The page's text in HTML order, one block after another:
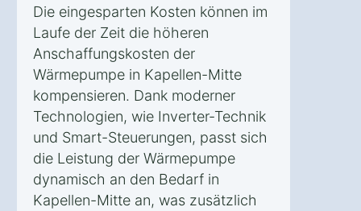
Die eingesparten Kosten können im
Laufe der Zeit die höheren
Anschaffungskosten der
Wärmepumpe in Kapellen-Mitte
kompensieren. Dank moderner
Technologien, wie Inverter-Technik
und Smart-Steuerungen, passt sich
die Leistung der Wärmepumpe
dynamisch an den Bedarf in
Kapellen-Mitte an, was zusätzlich